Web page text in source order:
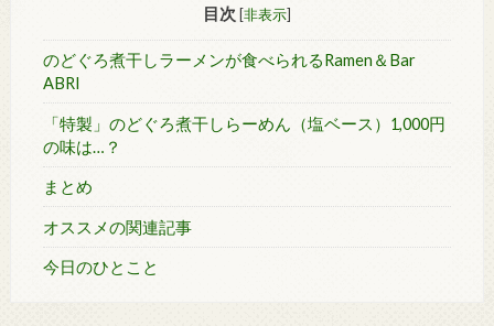
目次 [非表示]
のどぐろ煮干しラーメンが食べられるRamen＆Bar
ABRI
「特製」のどぐろ煮干しらーめん（塩ベース）1,000円
の味は…？
まとめ
オススメの関連記事
今日のひとこと